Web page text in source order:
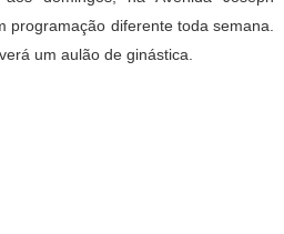
programação diferente toda semana.
um aulão de ginástica.